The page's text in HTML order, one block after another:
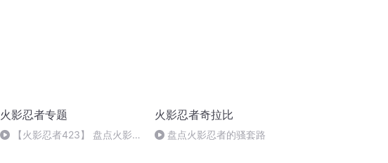
火影忍者专题
【火影忍者423】 盘点火影
火影忍者奇拉比
盘点火影忍者的骚套路